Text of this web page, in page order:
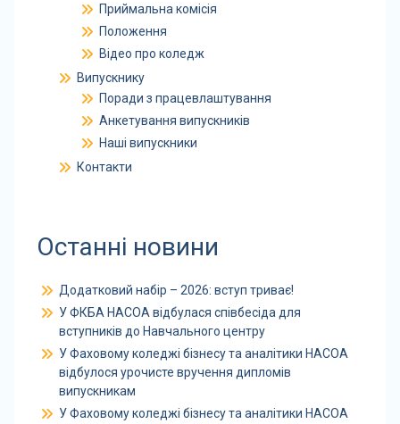
Приймальна комісія
Положення
Відео про коледж
Випускнику
Поради з працевлаштування
Анкетування випускників
Наші випускники
Контакти
Останні новини
Додатковий набір – 2026: вступ триває!
У ФКБА НАСОА відбулася співбесіда для
вступників до Навчального центру
У Фаховому коледжі бізнесу та аналітики НАСОА
відбулося урочисте вручення дипломів
випускникам
У Фаховому коледжі бізнесу та аналітики НАСОА